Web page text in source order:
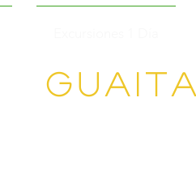
GUAITA